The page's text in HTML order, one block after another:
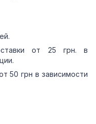
от 25 грн. в
50 грн в зависимости